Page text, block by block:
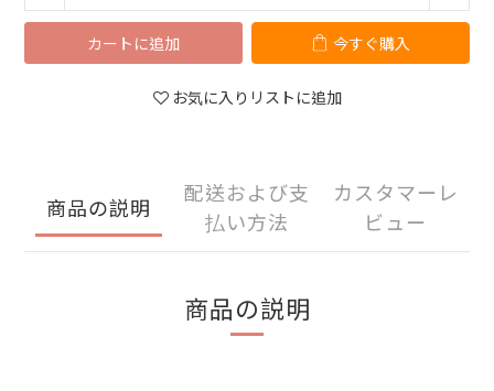
カートに追加 今すぐ購入
お気に入りリストに追加
商品の説明
配送および支
払い方法
カスタマーレ
ビュー
商品の説明